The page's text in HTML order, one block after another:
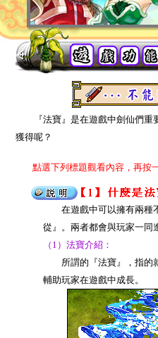
『法寶』是在遊戲中劍仙們重
獲得呢？
點選下列標題觀看內容，再按一
在遊戲中可以擁有兩種
從』。兩者都會與玩家一同
（1）法寶介紹：
所謂的『法寶』，指的就
輔助玩家在遊戲中成長。